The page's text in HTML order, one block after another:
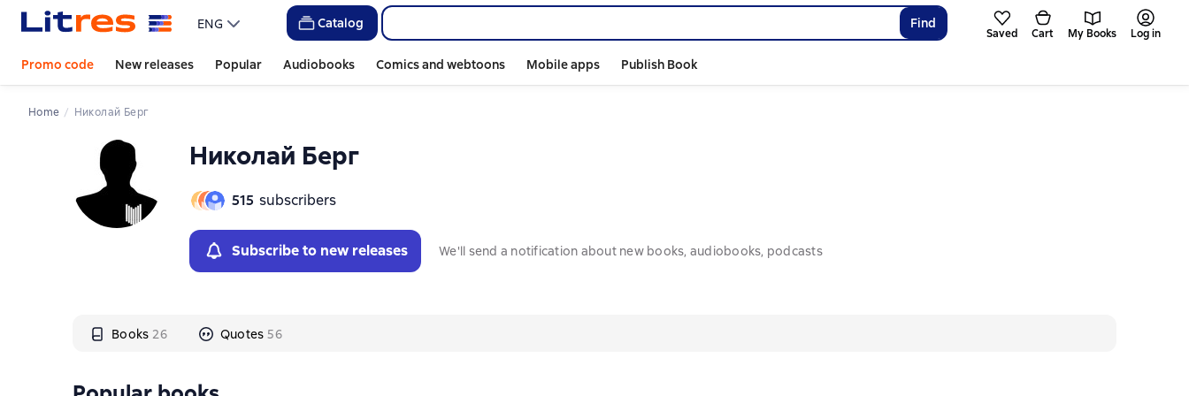
ENG Catalog Find
Saved Cart My Books Log in
Promo code New releases Popular Audiobooks Comics and webtoons Mobile apps Publish Book
Home Николай Берг
Николай Берг
515 subscribers
Subscribe to new releases We'll send a notification about new books, audiobooks, podcasts
Books 26 Quotes 56
Слайдер с книгами
Слайдер с книгами